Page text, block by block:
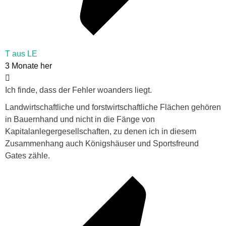
T aus LE
3 Monate her
Ich finde, dass der Fehler woanders liegt.
Landwirtschaftliche und forstwirtschaftliche Flächen gehören
in Bauernhand und nicht in die Fänge von
Kapitalanlegergesellschaften, zu denen ich in diesem
Zusammenhang auch Königshäuser und Sportsfreund
Gates zähle.